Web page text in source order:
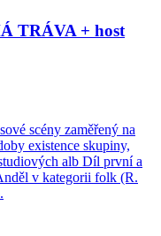
TRÁVA + host
scény zaměřený na
existence skupiny,
alb Díl první a
v kategorii folk (R.